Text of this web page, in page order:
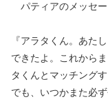
パティアのメッセー
『アラタくん。あた
できたよ。これから
タくんとマッチング
でも、いつかまた必